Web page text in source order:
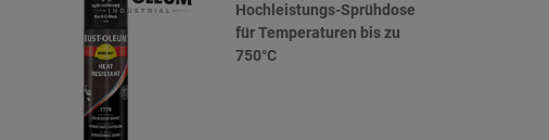
Hochleistungs-Sprühdose
für Temperaturen bis zu
750°C